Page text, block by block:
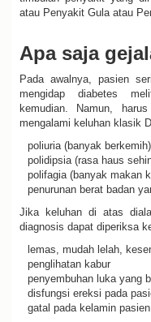
atau Penyakit Gula atau
Apa saja
Pada awalnya, pasien
mengidap diabetes
kemudian. Namun,
mengalami keluhan klasik
poliuria (banyak berkemih)
polidipsia (rasa haus
polifagia (banyak makan
penurunan berat badan
Jika keluhan di atas
diagnosis dapat diperiksa
lemas, mudah lelah,
penglihatan kabur
penyembuhan luka yang
disfungsi ereksi pada
gatal pada kelamin